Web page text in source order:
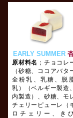
EARLY SUMMER
原材料名 ；チョコレ
（砂糖、ココアバタ
全粉乳、乳糖、脱
乳）（ベルギー製造
内製造）、砂糖、モ
チェリーピューレ（
ロチェリー、き